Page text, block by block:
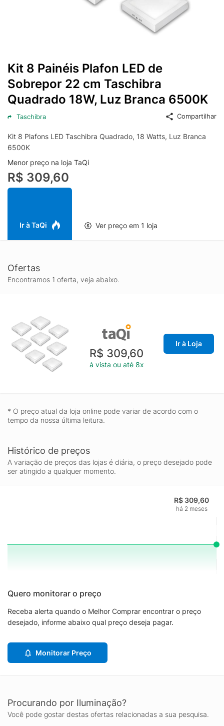
Kit 8 Painéis Plafon LED de
Sobrepor 22 cm Taschibra
Quadrado 18W, Luz Branca 6500K
Taschibra Compartilhar
Kit 8 Plafons LED Taschibra Quadrado, 18 Watts, Luz Branca
6500K
Menor preço na loja TaQi
R$ 309,60
Ir à TaQi Ver preço em 1 loja
Ofertas
Encontramos 1 oferta, veja abaixo.
R$ 309,60
à vista ou até 8x
Ir à Loja
* O preço atual da loja online pode variar de acordo com o
tempo da nossa última leitura.
Histórico de preços
A variação de preços das lojas é diária, o preço desejado pode
ser atingido a qualquer momento.
R$ 309,60
há 2 meses
Quero monitorar o preço
Receba alerta quando o Melhor Comprar encontrar o preço
desejado, informe abaixo qual preço deseja pagar.
Monitorar Preço
Procurando por Iluminação?
Você pode gostar destas ofertas relacionadas a sua pesquisa.